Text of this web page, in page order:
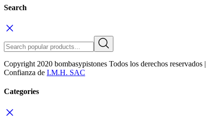
Search
Copyright 2020 bombasypistones Todos los derechos reservados |
Confianza de I.M.H. SAC
Categories